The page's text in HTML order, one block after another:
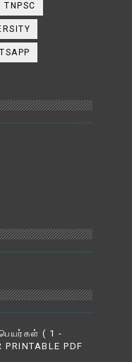
TNPSC
( 1 -
PRINTABLE PDF